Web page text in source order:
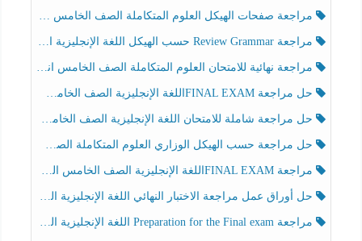
مراجعة صفحات الهيكل العلوم المتكاملة الصف الخامس انسبير الفصل الثالث
مراجعة Review Grammar حسب الهيكل اللغة الإنجليزية الصف الخامس الفصل الثالث
مراجعة نهائية للامتحان العلوم المتكاملة الصف الخامس انسبير الفصل الثالث
حل مراجعة FINAL EXAMاللغة الإنجليزية الصف الخامس الفصل الثالث
حل مراجعة شاملة للامتحان اللغة الإنجليزية الصف الخامس الفصل الثالث
حل مراجعة حسب الهيكل الوزاري العلوم المتكاملة الصف الخامس عام الفصل الثالث
مراجعة FINAL EXAMاللغة الإنجليزية الصف الخامس الفصل الثالث
حل أوراق عمل مراجعة الاختبار النهائي اللغة الإنجليزية الصف الرابع الفصل الثالث
مراجعة Preparation for the Final exam اللغة الإنجليزية الصف الرابع الفصل الثالث